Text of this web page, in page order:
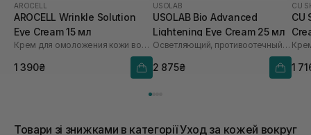
AROCELL
AROCELL Wrinkle Solution
Eye Cream 15 мл
Крем для омоложения кожи вокруг глаз
1 390₴
USOLAB
USOLAB Bio Advanced
Lightening Eye Cream 25 мл
Осветляющий, противоотечный и омолаживающий крем для глаз
2 875₴
CU
CU
1
Товари зі знижками в категорії Уход за кожей вокруг